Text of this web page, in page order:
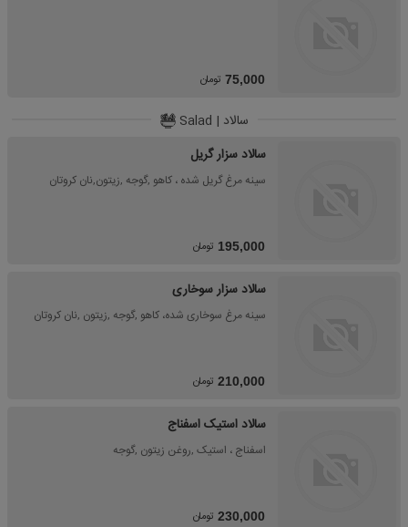
75,000 تومان
سالاد | Salad
سالاد سزار گریل
سینه مرغ گریل شده ، کاهو ,گوجه ,زیتون,نان کروتان
195,000 تومان
سالاد سزار سوخاری
سینه مرغ سوخاری شده، کاهو ,گوجه ,زیتون ,نان کروتان
210,000 تومان
سالاد استیک اسفناج
اسفناج ، استیک ,روغن زیتون ,گوجه
230,000 تومان